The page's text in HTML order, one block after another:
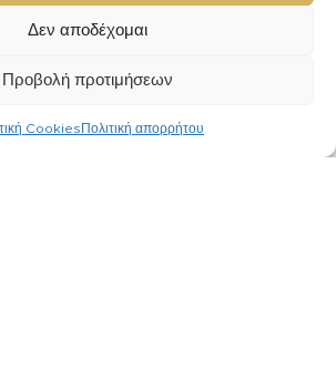
Δεν αποδέχομαι
Προβολή προτιμήσεων
Cookies Πολιτική απορρήτου